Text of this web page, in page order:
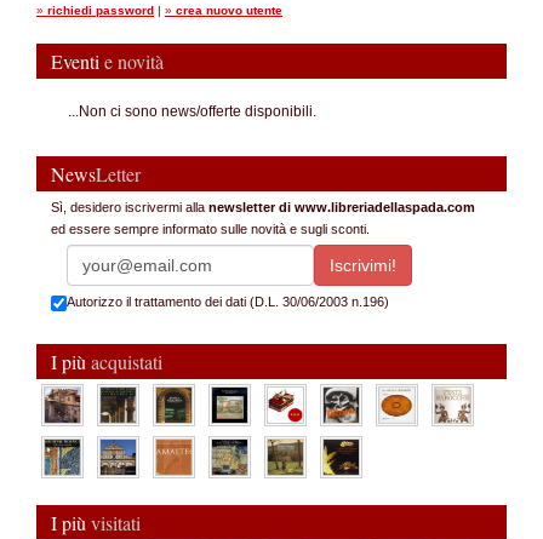
» richiedi password | » crea nuovo utente
Eventi e novità
...Non ci sono news/offerte disponibili.
NewsLetter
Sì, desidero iscrivermi alla newsletter di www.libreriadellaspada.com
ed essere sempre informato sulle novità e sugli sconti.
Autorizzo il trattamento dei dati (D.L. 30/06/2003 n.196)
I più acquistati
I più visitati